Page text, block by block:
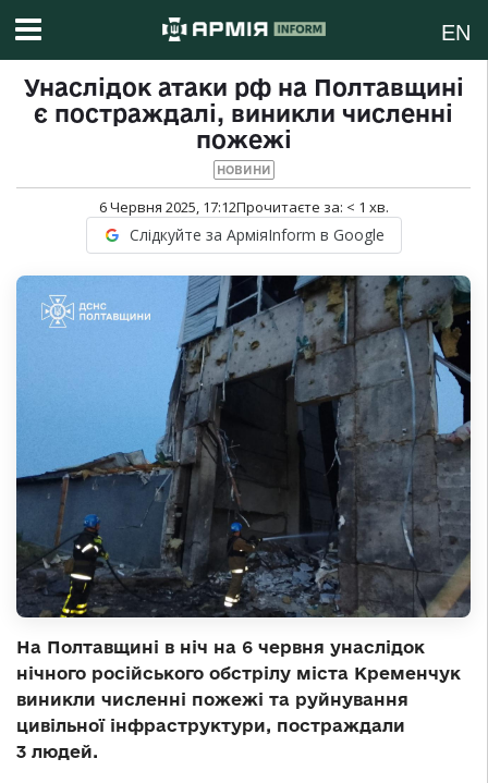
EN
Унаслідок атаки рф на Полтавщині
є постраждалі, виникли численні
пожежі
НОВИНИ
6 Червня 2025, 17:12Прочитаєте за: < 1 хв.
Слідкуйте за АрміяInform в Google
На Полтавщині в ніч на 6 червня унаслідок
нічного російського обстрілу міста Кременчук
виникли численні пожежі та руйнування
цивільної інфраструктури, постраждали
3 людей.